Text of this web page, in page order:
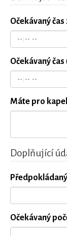
Očekávaný
Očekávaný
Máte pro
Doplňující
Očekávaný